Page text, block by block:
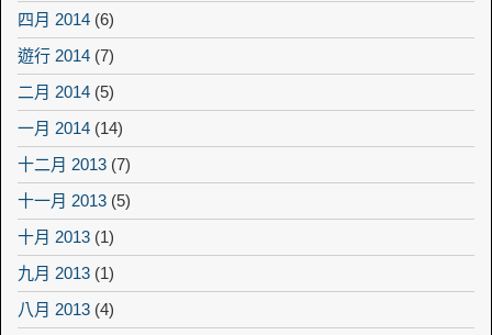
四月 2014 (6)
遊行 2014 (7)
二月 2014 (5)
一月 2014 (14)
十二月 2013 (7)
十一月 2013 (5)
十月 2013 (1)
九月 2013 (1)
八月 2013 (4)